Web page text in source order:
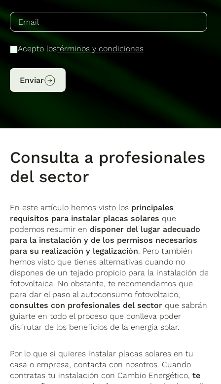
Acepto lostérminos y condiciones
Enviar
Consulta a profesionales
del sector
En este artículo hemos visto los principales
requisitos para instalar placas solares que
podemos resumir en disponer del lugar adecuado
para la instalación y de los permisos necesarios
para su realización y legalización. Pero también
hemos visto que tienes alternativas cuando no
dispones de un tejado propicio para la instalación de
fotovoltaica. No obstante, te recomendamos que
para dar el paso al autoconsumo fotovoltaico,
consultes con profesionales del sector que sabrán
guiarte en todo el proceso que conlleva poder
disfrutar de los beneficios de la energía solar.
Por lo que si quieres instalar placas solares en tu
casa o empresa, contacta con nosotros. Cuando
contratas tu instalación con Cambio Energético,te